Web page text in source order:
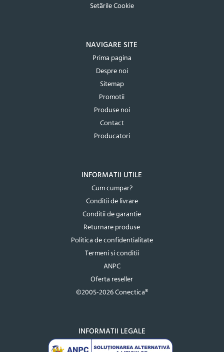
Setările Cookie
NAVIGARE SITE
Prima pagina
Despre noi
Sitemap
Promotii
Produse noi
Contact
Producatori
INFORMATII UTILE
Cum cumpar?
Conditii de livrare
Conditii de garantie
Returnare produse
Politica de confidentialitate
Termeni si conditii
ANPC
Oferta reseller
©2005-2026 Conectica®
INFORMATII LEGALE